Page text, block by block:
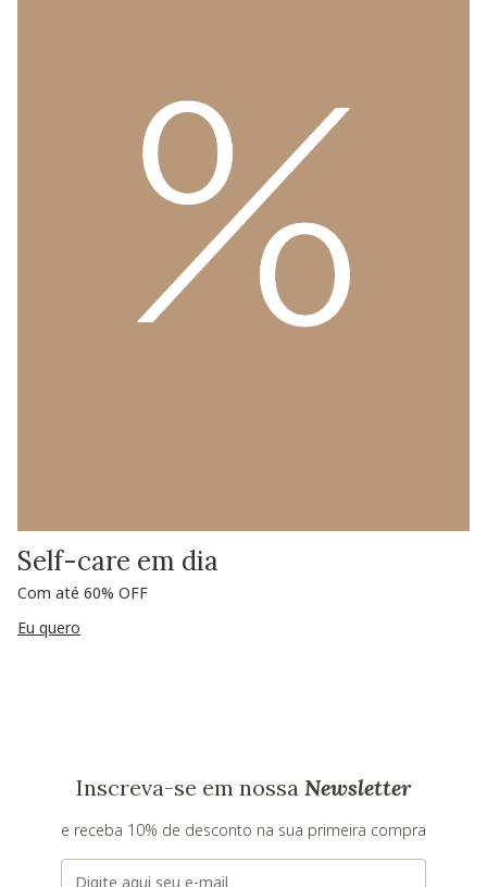
Self-care em dia
Com até 60% OFF
Eu quero
Inscreva-se em nossa Newsletter
e receba 10% de desconto na sua primeira compra
E-mail